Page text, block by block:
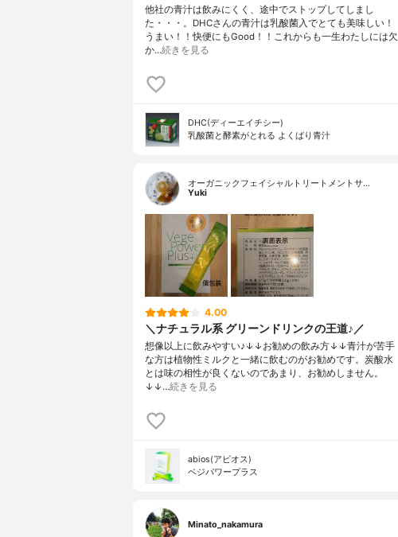
他社の青汁は飲みにくく、途中でストップしてしまし
た・・・。DHCさんの青汁は乳酸菌入でとても美味しい！
うまい！！快便にもGood！！これからも一生わたしには欠
か…続きを見る
DHC(ディーエイチシー)
乳酸菌と酵素がとれる よくばり青汁
オーガニックフェイシャルトリートメントサ…
Yuki
4.00
＼ナチュラル系 グリーンドリンクの王道♪／
想像以上に飲みやすい♪↓↓お勧めの飲み方↓↓青汁が苦手
な方は植物性ミルクと一緒に飲むのがお勧めです。炭酸水
とは味の相性が良くないのであまり、お勧めしません。
↓↓…続きを見る
abios(アビオス)
ベジパワープラス
Minato_nakamura